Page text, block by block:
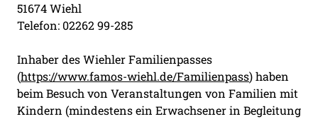
51674 Wiehl
Telefon: 02262 99-285
Inhaber des Wiehler Familienpasses
(https://www.famos-wiehl.de/Familienpass) haben
beim Besuch von Veranstaltungen von Familien mit
Kindern (mindestens ein Erwachsener in Begleitung